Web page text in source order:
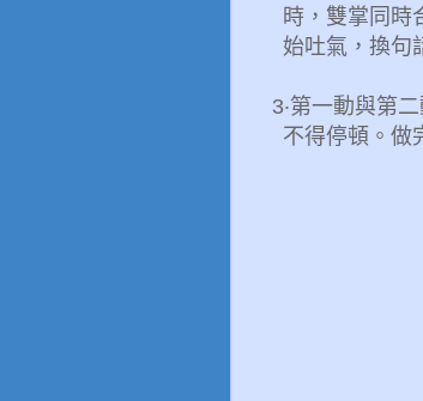
時，雙掌同時
始吐氣，換句
3‧第一動與第
不得停頓。做